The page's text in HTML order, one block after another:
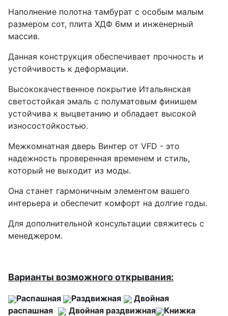
Наполнение полотна тамбурат с особым малым
размером сот, плита ХДФ 6мм и инженерный
массив.
Данная конструкция обеспечивает прочность и
устойчивость к деформации.
Высококачественное покрытие Итальянская
светостойкая эмаль с полуматовым финишем
устойчива к выцветанию и обладает высокой
износостойкостью.
Межкомнатная дверь Винтер от VFD - это
надежность проверенная временем и стиль,
который не выходит из моды.
Она станет гармоничным элементом вашего
интерьера и обеспечит комфорт на долгие годы.
Для дополнительной консультации свяжитесь с
менеджером.
Варианты возможного открывания:
Распашная Раздвижная
Двойная
распашная
Двойная раздвижная Книжка